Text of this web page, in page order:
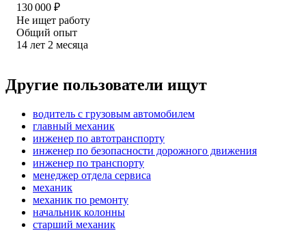
130 000 ₽
Не ищет работу
Общий опыт
14 лет 2 месяца
Другие пользователи ищут
водитель с грузовым автомобилем
главный механик
инженер по автотранспорту
инженер по безопасности дорожного движения
инженер по транспорту
менеджер отдела сервиса
механик
механик по ремонту
начальник колонны
старший механик